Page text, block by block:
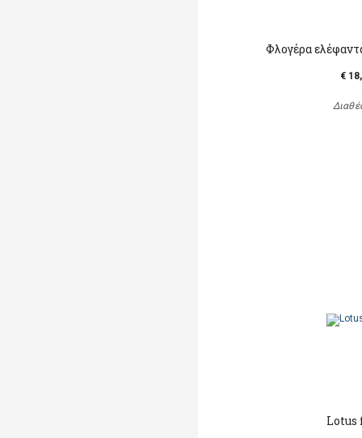
Φλογέρα
€
Lotus